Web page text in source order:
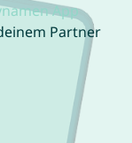
App
Partner